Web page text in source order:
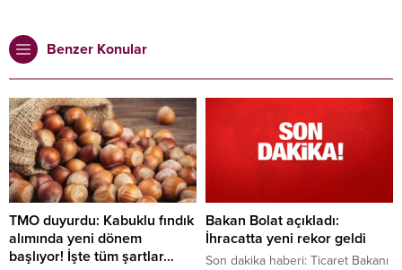
Benzer Konular
TMO duyurdu: Kabuklu fındık
alımında yeni dönem
başlıyor! İşte tüm şartlar…
Bakan Bolat açıkladı:
İhracatta yeni rekor geldi
Son dakika haberi: Ticaret Bakanı